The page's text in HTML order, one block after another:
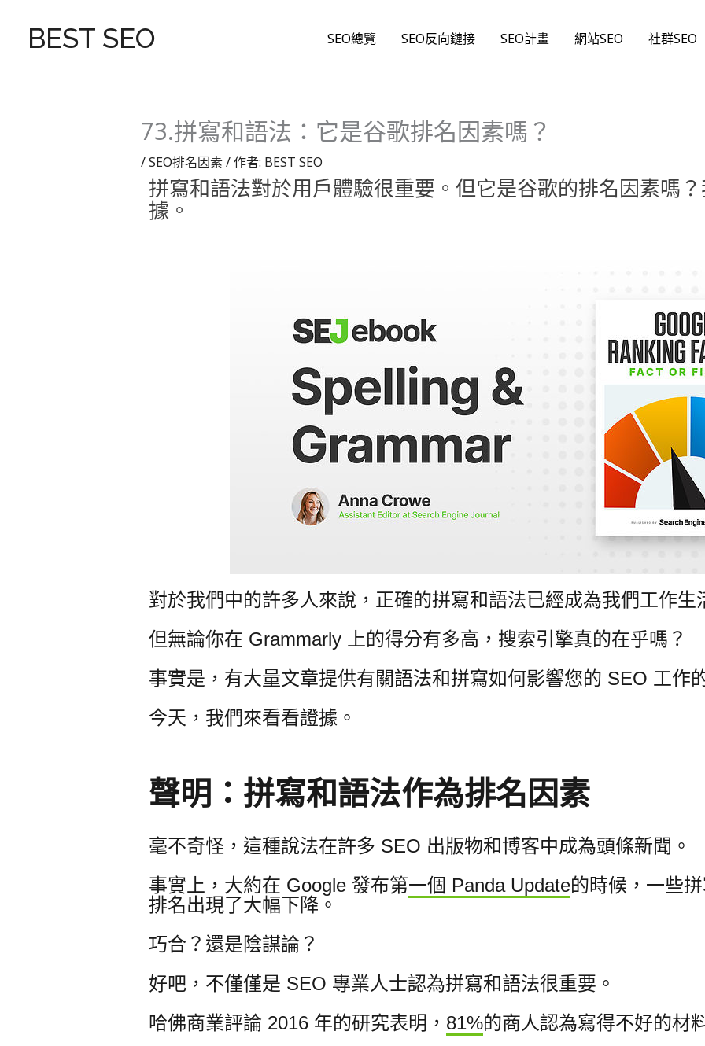
BEST SEO SEO總覽 SEO反向鏈接 SEO計畫 網站SEO 社群SEO
73.拼寫和語法：它是谷歌排名因素嗎？
/SEO排名因素/ 作者: BEST SEO
拼寫和語法對於用戶體驗很重要。 但它是谷歌的排名因素嗎？
據。
對於我們中的許多人來說，正確的拼寫和語法已經成為我們工作生
但無論你在 Grammarly 上的得分有多高，搜索引擎真的在乎嗎？
事實是，有大量文章提供有關語法和拼寫如何影響您的 SEO 工作
今天，我們來看看證據。
聲明：拼寫和語法作為排名因素
毫不奇怪，這種說法在許多 SEO 出版物和博客中成為頭條新聞。
事實上，大約在 Google 發布第一個 Panda Update的時候，一些
排名出現了大幅下降。
巧合？ 還是陰謀論？
好吧，不僅僅是 SEO 專業人士認為拼寫和語法很重要。
哈佛商業評論 2016 年的研究表明， 81%的商人認為寫得不好的材